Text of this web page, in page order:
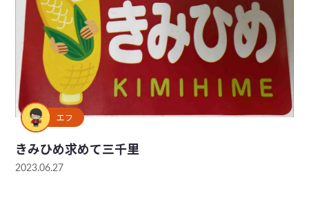
エフ
きみひめ求めて三千里
2023.06.27